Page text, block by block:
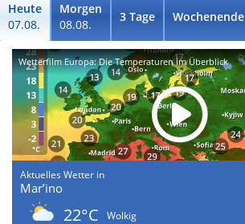
Heute
07.08.
Morgen
08.08.
3 Tage Wochenende
Wetterfilm Europa: Die Temperaturen im Überblick
Aktuelles Wetter in
Mar’ino
22°C
Wolkig